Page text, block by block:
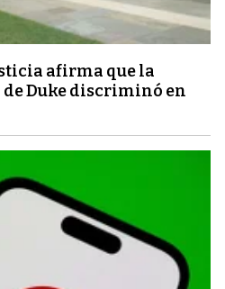
afirma que la
de Duke discriminó en